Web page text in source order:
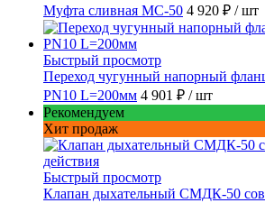
Муфта сливная МС-50 4 920 ₽ / шт
Быстрый просмотр
Переход чугунный напорный
PN10 L=200мм 4 901 ₽ / шт
Рекомендуем
Хит продаж
Быстрый просмотр
Клапан дыхательный СМДК-50